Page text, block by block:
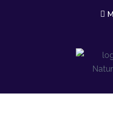
Conservación de la